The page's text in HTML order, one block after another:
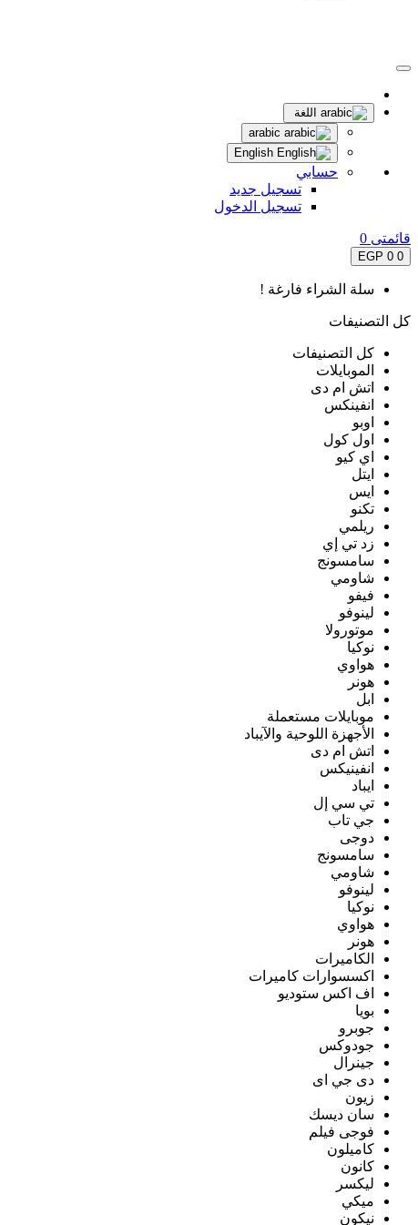
اللغة
حسابي
تسجيل جديد
تسجيل الدخول
قائمتى 0
0
0 EGP
سلة الشراء فارغة !
كل التصنيفات
كل التصنيفات
الموبايلات
اتش ام دى
انفينكس
اوبو
اول كول
اي كيو
ايتل
ايس
تكنو
ريلمي
زد تي إي
سامسونج
شاومي
فيفو
لينوفو
موتورولا
نوكيا
هواوي
هونر
ابل
موبايلات مستعملة
الأجهزة اللوحية والآيباد
اتش ام دى
انفينيكس
ايباد
تي سي إل
جي تاب
دوجى
سامسونج
شاومي
لينوفو
نوكيا
هواوي
هونر
الكاميرات
اكسسوارات كاميرات
اف اكس ستوديو
بويا
جوبرو
جودوكس
جينرال
دى جي اى
زيون
سان ديسك
فوجى فيلم
كاميلون
كانون
ليكسر
ميكي
نيكون